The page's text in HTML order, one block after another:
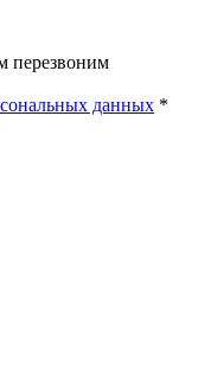
перезвоним
данных *